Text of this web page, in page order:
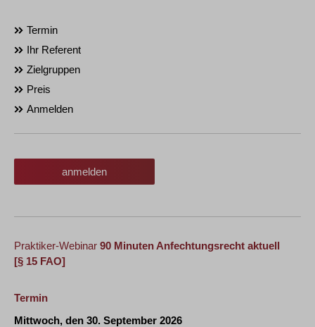
Termin
Ihr Referent
Zielgruppen
Preis
Anmelden
anmelden
Praktiker-Webinar 90 Minuten Anfechtungsrecht aktuell
[§ 15 FAO]
Termin
Mittwoch, den 30. September 2026